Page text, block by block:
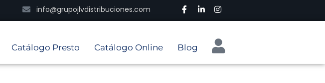
info@grupojlvdistribuciones.com
Catálogo Presto Catálogo Online Blog